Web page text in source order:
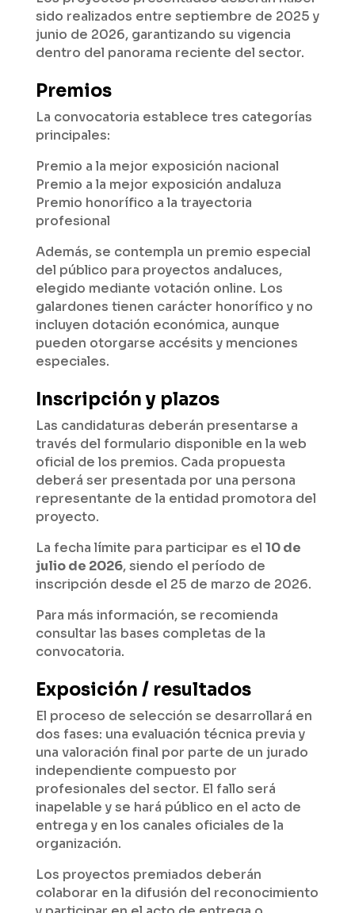
sido realizados entre septiembre de 2025 y
junio de 2026, garantizando su vigencia
dentro del panorama reciente del sector.
Premios
La convocatoria establece tres categorías
principales:
Premio a la mejor exposición nacional
Premio a la mejor exposición andaluza
Premio honorífico a la trayectoria
profesional
Además, se contempla un premio especial
del público para proyectos andaluces,
elegido mediante votación online. Los
galardones tienen carácter honorífico y no
incluyen dotación económica, aunque
pueden otorgarse accésits y menciones
especiales.
Inscripción y plazos
Las candidaturas deberán presentarse a
través del formulario disponible en la web
oficial de los premios. Cada propuesta
deberá ser presentada por una persona
representante de la entidad promotora del
proyecto.
La fecha límite para participar es el 10 de
julio de 2026, siendo el período de
inscripción desde el 25 de marzo de 2026.
Para más información, se recomienda
consultar las bases completas de la
convocatoria.
Exposición / resultados
El proceso de selección se desarrollará en
dos fases: una evaluación técnica previa y
una valoración final por parte de un jurado
independiente compuesto por
profesionales del sector. El fallo será
inapelable y se hará público en el acto de
entrega y en los canales oficiales de la
organización.
Los proyectos premiados deberán
colaborar en la difusión del reconocimiento